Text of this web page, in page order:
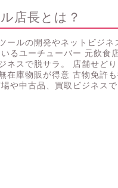
ル店長とは？
ールの開発やネットビジネ
るユーチューバー 元飲食
ネスで脱サラ。 店舗せど
在庫物販が得意 古物免許も
や中古品、買取ビジネス